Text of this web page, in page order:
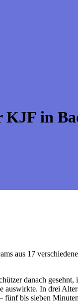
in
aus 17
danach
auswirkte. In drei
fünf bis sieben